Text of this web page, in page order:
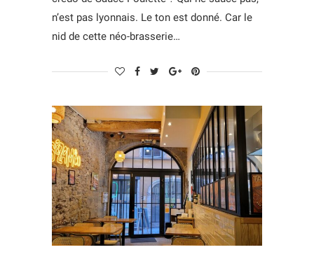
n’est pas lyonnais. Le ton est donné. Car le
nid de cette néo-brasserie…